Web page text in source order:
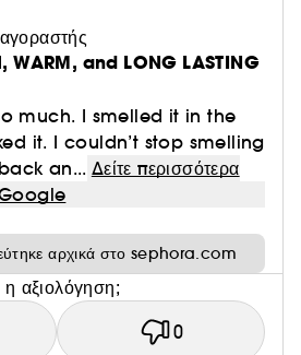
WARM, and LONG LASTING
much. I smelled it in the
it. I couldn’t stop smelling
an... Δείτε περισσότερα
αρχικά στο sephora.com
αξιολόγηση;
0